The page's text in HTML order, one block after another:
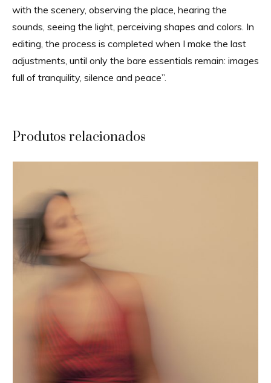
with the scenery, observing the place, hearing the
sounds, seeing the light, perceiving shapes and colors. In
editing, the process is completed when I make the last
adjustments, until only the bare essentials remain: images
full of tranquility, silence and peace”.
Produtos relacionados